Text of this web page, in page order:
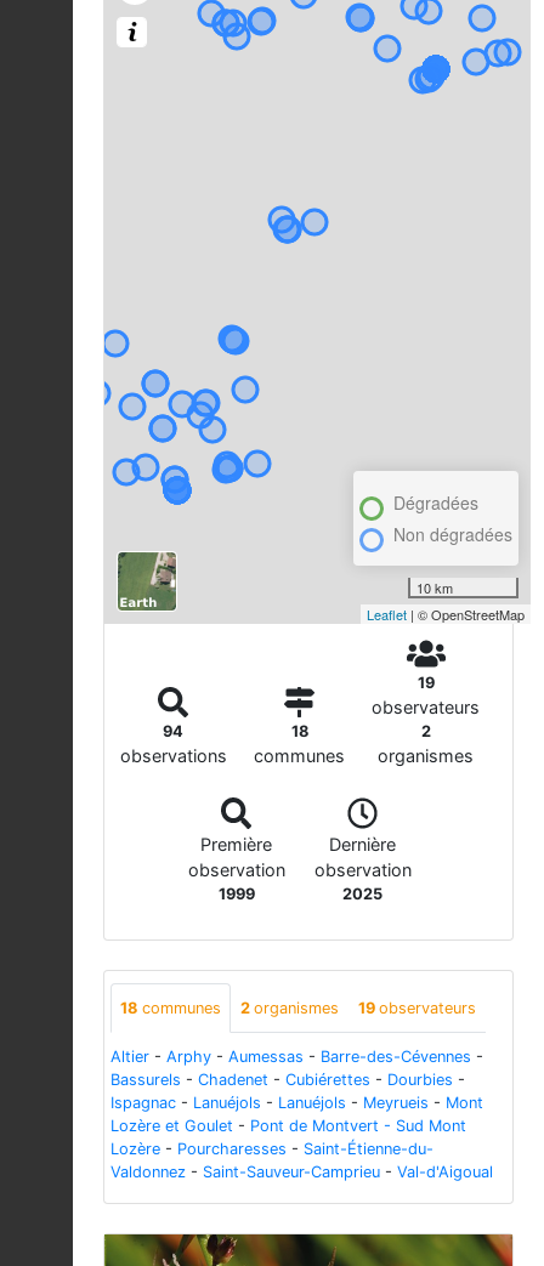
Dégradées
Non dégradées
10 km
Leaflet | © OpenStreetMap
94
observations
18
communes
19
observateurs
2
organismes
Première
observation
1999
Dernière
observation
2025
18 communes 2 organismes 19 observateurs
Altier - Arphy - Aumessas - Barre-des-Cévennes -
Bassurels - Chadenet - Cubiérettes - Dourbies -
Ispagnac - Lanuéjols - Lanuéjols - Meyrueis - Mont
Lozère et Goulet - Pont de Montvert - Sud Mont
Lozère - Pourcharesses - Saint-Étienne-du-
Valdonnez - Saint-Sauveur-Camprieu - Val-d'Aigoual